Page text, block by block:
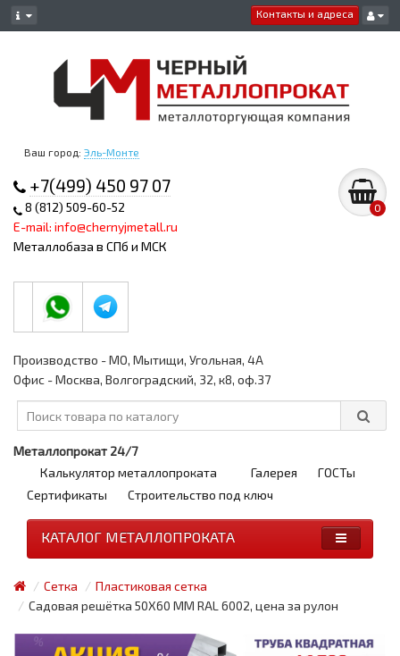
Контакты и адреса
Ваш город: Эль-Монте
+7(499) 450 97 07
8 (812) 509-60-52
E-mail: info@chernyjmetall.ru
Металлобаза в СПб и МСК
0
Производство - МО, Мытищи, Угольная, 4А
Офис - Москва, Волгоградский, 32, к8, оф.37
Металлопрокат 24/7
Калькулятор металлопроката
Галерея
ГОСТы
Сертификаты
Строительство под ключ
КАТАЛОГ МЕТАЛЛОПРОКАТА
Сетка
Пластиковая сетка
Садовая решётка 50Х60 ММ RAL 6002, цена за рулон